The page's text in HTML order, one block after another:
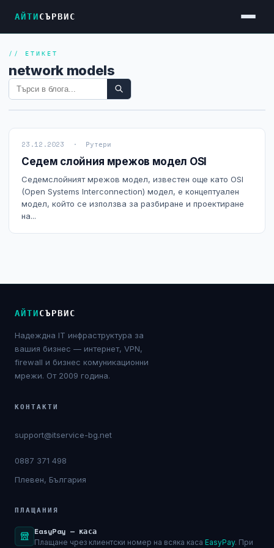
АЙТИСЪРВИС
Услуги
Достъп до Интернет
Видеонаблюдение
Фирмени мрежи
Firewall и VPN
Хостинг и VPS сървъри
NIS2
Технически изисквания
Общи условия
Правна информация
GDPR
Контакти
// ЕТИКЕТ
network models
23.12.2023 · Рутери
Седем слойния мрежов модел OSI
Седемслойният мрежов модел, известен още като OSI
(Open Systems Interconnection) модел, е концептуален
модел, който се използва за разбиране и проектиране
на...
АЙТИСЪРВИС
Надеждна IT инфраструктура за
вашия бизнес — интернет, VPN,
firewall и бизнес комуникационни
мрежи. От 2009 година.
КОНТАКТИ
support@itservice-bg.net
0887 371 498
Плевен, България
ПЛАЩАНИЯ
EasyPay — каса
Плащане чрез клиентски номер на всяка каса EasyPay. При